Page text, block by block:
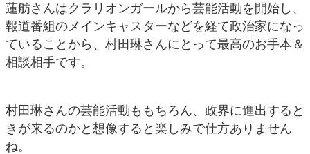
蓮舫さんはクラリオンガールから芸能活動を開始し、
報道番組のメインキャスターなどを経て政治家になっ
ていることから、村田琳さんにとって最高のお手本＆
相談相手です。
村田琳さんの芸能活動ももちろん、政界に進出すると
きが来るのかと想像すると楽しみで仕方ありません
ね。